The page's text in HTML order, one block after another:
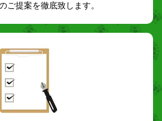
ご提案を徹底致します。